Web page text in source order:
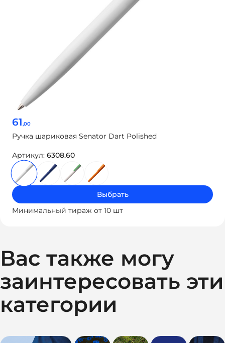
61,00
Ручка шариковая Senator Dart Polished
Артикул: 6308.60
Выбрать
Минимальный тираж от 10 шт
Вас также могу
заинтересовать эти
категории